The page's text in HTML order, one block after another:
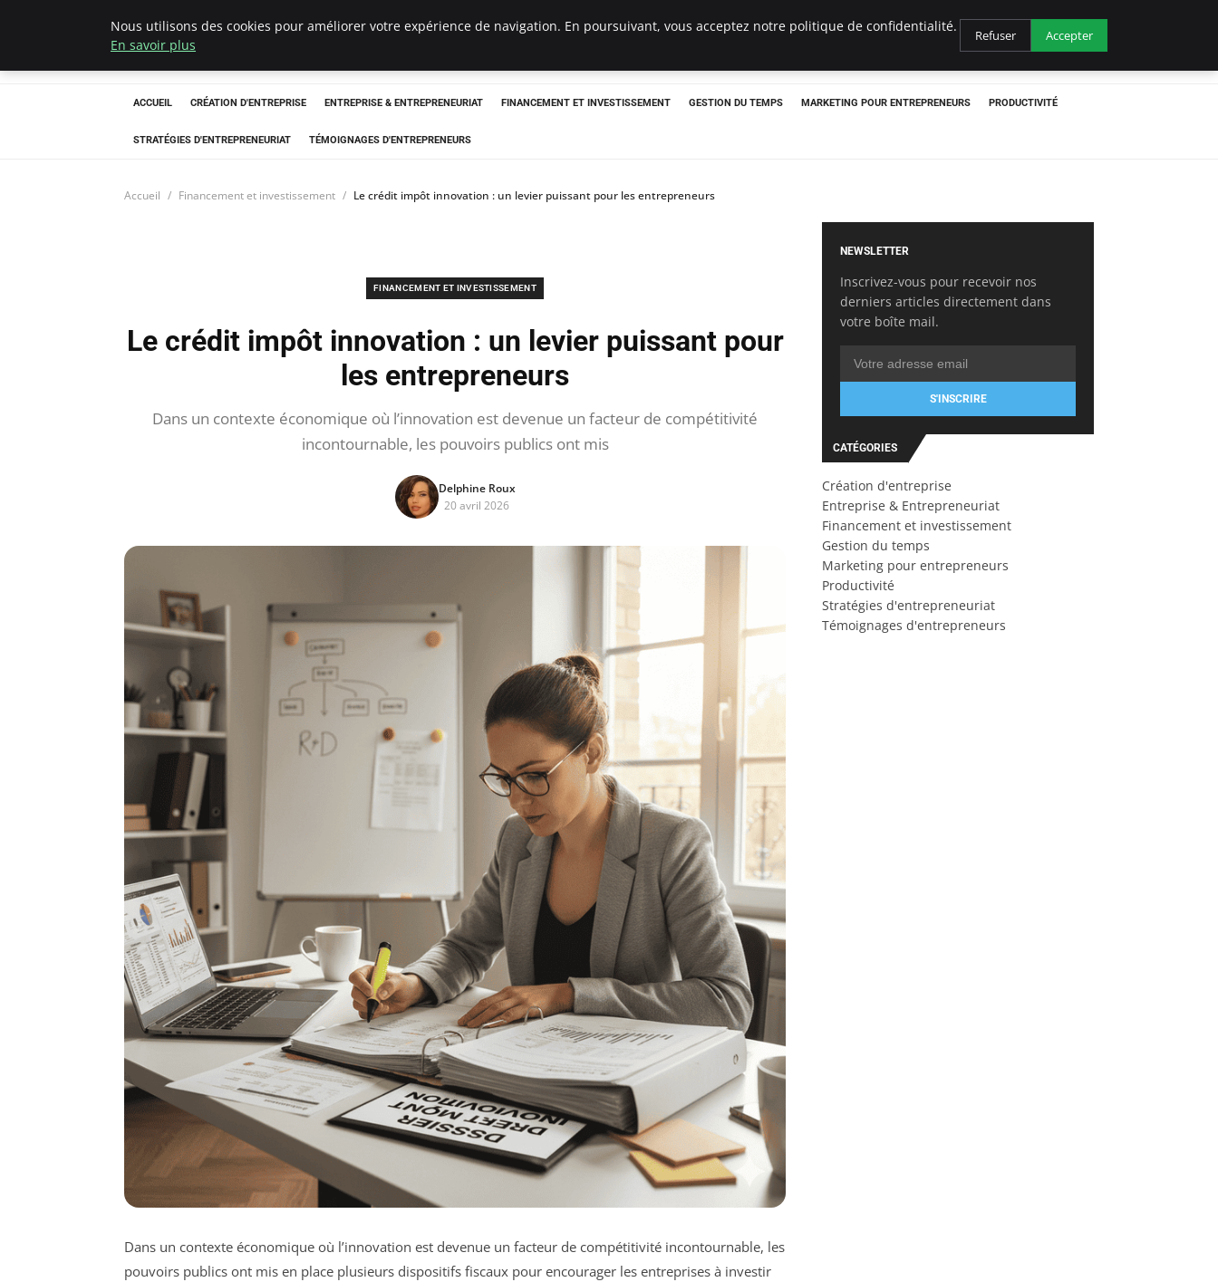
LECFCM
ACCUEIL CRÉATION D'ENTREPRISE ENTREPRISE & ENTREPRENEURIAT FINANCEMENT ET INVESTISSEMENT GESTION DU TEMPS MARKETING POUR ENTREPRENEURS PRODUCTIVITÉ
STRATÉGIES D'ENTREPRENEURIAT TÉMOIGNAGES D'ENTREPRENEURS
Accueil Financement et investissement Le crédit impôt innovation : un levier puissant pour les entrepreneurs
FINANCEMENT ET INVESTISSEMENT
Le crédit impôt innovation : un levier puissant pour
les entrepreneurs
Dans un contexte économique où l’innovation est devenue un facteur de compétitivité
incontournable, les pouvoirs publics ont mis
Delphine Roux
20 avril 2026
Dans un contexte économique où l’innovation est devenue un facteur de compétitivité incontournable, les
pouvoirs publics ont mis en place plusieurs dispositifs fiscaux pour encourager les entreprises à investir
NEWSLETTER
Inscrivez-vous pour recevoir nos
derniers articles directement dans
votre boîte mail.
S'INSCRIRE
CATÉGORIES
Création d'entreprise
Entreprise & Entrepreneuriat
Financement et investissement
Gestion du temps
Marketing pour entrepreneurs
Productivité
Stratégies d'entrepreneuriat
Témoignages d'entrepreneurs
Nous utilisons des cookies pour améliorer votre expérience de navigation. En poursuivant, vous acceptez notre politique de confidentialité.
En savoir plus
Refuser Accepter